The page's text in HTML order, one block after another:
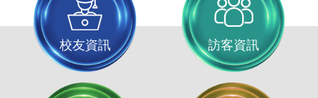
校友資訊 訪客資訊